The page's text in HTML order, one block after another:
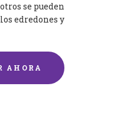
se pueden
edredones y
AHORA